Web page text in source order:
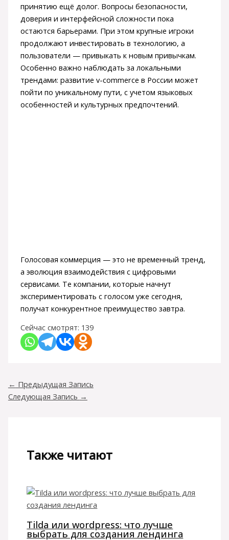
принятию ещё долог. Вопросы безопасности,
доверия и интерфейсной сложности пока
остаются барьерами. При этом крупные игроки
продолжают инвестировать в технологию, а
пользователи — привыкать к новым привычкам.
Особенно важно наблюдать за локальными
трендами: развитие v-commerce в России может
пойти по уникальному пути, с учетом языковых
особенностей и культурных предпочтений.
Голосовая коммерция — это не временный тренд,
а эволюция взаимодействия с цифровыми
сервисами. Те компании, которые начнут
экспериментировать с голосом уже сегодня,
получат конкурентное преимущество завтра.
Сейчас смотрят: 139
← Предыдущая Запись
Следующая Запись →
Также читают
Tilda или wordpress: что лучше
выбрать для создания лендинга